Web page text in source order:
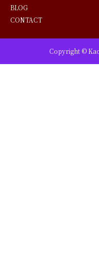
BLOG
CONTACT
Copyright ©